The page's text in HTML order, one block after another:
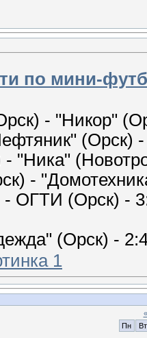
по мини-
- "Никор"
(Орск)
"Ника"
-
- ОГТИ (Орск) -
(Орск) -
1
«
Пн
Вт